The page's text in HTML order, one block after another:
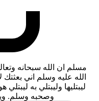
مسلم ان الله سبحانه
الله عليه وسلم اني
ليبتليها وليبتلي به
وصحبه وسلم.